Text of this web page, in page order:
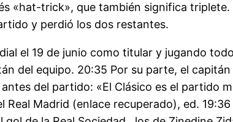
«hat-trick», que también significa
y perdió los dos restantes.
el 19 de junio como titular y jugando
del equipo. 20:35 Por su parte, el
del partido: «El Clásico es el partido
Real Madrid (enlace recuperado), ed.